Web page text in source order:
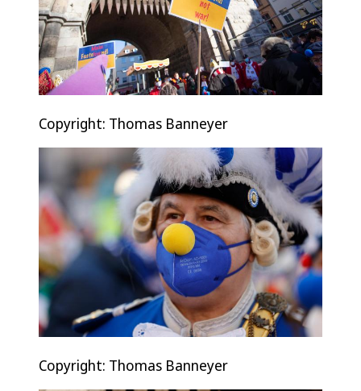
Copyright: Thomas Banneyer
Copyright: Thomas Banneyer